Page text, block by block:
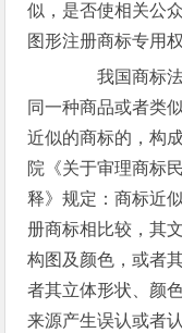
似，是否使相关公
图形注册商标专用
我国商标法
同一种商品或者类
近似的商标的，构
院《关于审理商标
释》规定：商标近
册商标相比较，其
构图及颜色，或者
者其立体形状、颜
来源产生误认或者